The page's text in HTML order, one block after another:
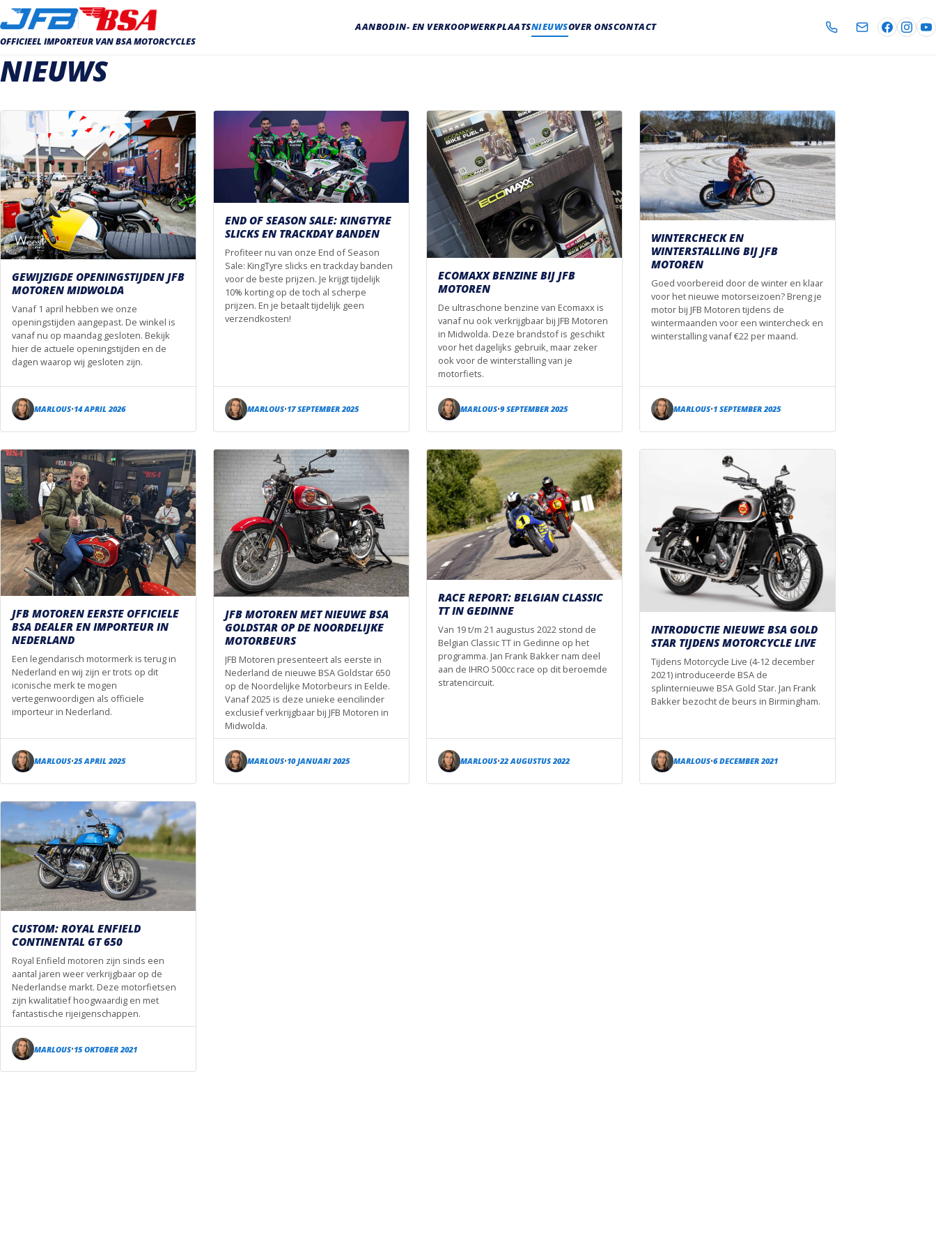
OFFICIEEL IMPORTEUR VAN BSA MOTORCYCLES
AANBODIN- EN VERKOOPWERKPLAATSNIEUWSOVER ONSCONTACT
NIEUWS
GEWIJZIGDE OPENINGSTIJDEN JFB
MOTOREN MIDWOLDA
Vanaf 1 april hebben we onze
openingstijden aangepast. De winkel is
vanaf nu op maandag gesloten. Bekijk
hier de actuele openingstijden en de
dagen waarop wij gesloten zijn.
MARLOUS•14 APRIL 2026
END OF SEASON SALE: KINGTYRE
SLICKS EN TRACKDAY BANDEN
Profiteer nu van onze End of Season
Sale: KingTyre slicks en trackday banden
voor de beste prijzen. Je krijgt tijdelijk
10% korting op de toch al scherpe
prijzen. En je betaalt tijdelijk geen
verzendkosten!
MARLOUS•17 SEPTEMBER 2025
ECOMAXX BENZINE BIJ JFB
MOTOREN
De ultraschone benzine van Ecomaxx is
vanaf nu ook verkrijgbaar bij JFB Motoren
in Midwolda. Deze brandstof is geschikt
voor het dagelijks gebruik, maar zeker
ook voor de winterstalling van je
motorfiets.
MARLOUS•9 SEPTEMBER 2025
WINTERCHECK EN
WINTERSTALLING BIJ JFB
MOTOREN
Goed voorbereid door de winter en klaar
voor het nieuwe motorseizoen? Breng je
motor bij JFB Motoren tijdens de
wintermaanden voor een wintercheck en
winterstalling vanaf €22 per maand.
MARLOUS•1 SEPTEMBER 2025
JFB MOTOREN EERSTE OFFICIELE
BSA DEALER EN IMPORTEUR IN
NEDERLAND
Een legendarisch motormerk is terug in
Nederland en wij zijn er trots op dit
iconische merk te mogen
vertegenwoordigen als officiele
importeur in Nederland.
MARLOUS•25 APRIL 2025
JFB MOTOREN MET NIEUWE BSA
GOLDSTAR OP DE NOORDELIJKE
MOTORBEURS
JFB Motoren presenteert als eerste in
Nederland de nieuwe BSA Goldstar 650
op de Noordelijke Motorbeurs in Eelde.
Vanaf 2025 is deze unieke eencilinder
exclusief verkrijgbaar bij JFB Motoren in
Midwolda.
MARLOUS•10 JANUARI 2025
RACE REPORT: BELGIAN CLASSIC
TT IN GEDINNE
Van 19 t/m 21 augustus 2022 stond de
Belgian Classic TT in Gedinne op het
programma. Jan Frank Bakker nam deel
aan de IHRO 500cc race op dit beroemde
stratencircuit.
MARLOUS•22 AUGUSTUS 2022
INTRODUCTIE NIEUWE BSA GOLD
STAR TIJDENS MOTORCYCLE LIVE
Tijdens Motorcycle Live (4-12 december
2021) introduceerde BSA de
splinternieuwe BSA Gold Star. Jan Frank
Bakker bezocht de beurs in Birmingham.
MARLOUS•6 DECEMBER 2021
CUSTOM: ROYAL ENFIELD
CONTINENTAL GT 650
Royal Enfield motoren zijn sinds een
aantal jaren weer verkrijgbaar op de
Nederlandse markt. Deze motorfietsen
zijn kwalitatief hoogwaardig en met
fantastische rijeigenschappen.
MARLOUS•15 OKTOBER 2021